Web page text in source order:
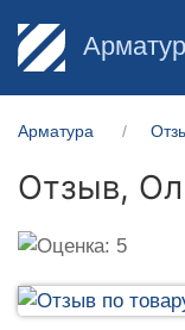
Арматура
Отзыв,